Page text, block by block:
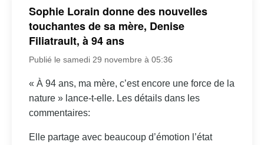
Sophie Lorain donne des nouvelles
touchantes de sa mère, Denise
Filiatrault, à 94 ans
Publié le samedi 29 novembre à 05:36
« À 94 ans, ma mère, c’est encore une force de la
nature » lance-t-elle. Les détails dans les
commentaires:
Elle partage avec beaucoup d’émotion l’état